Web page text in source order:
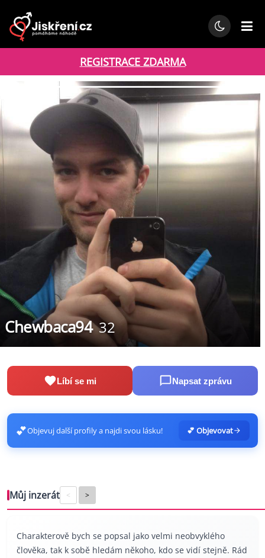
REGISTRACE ZDARMA
Chewbaca94 32
Líbí se mi Napsat zprávu
💕Objevuj další profily a najdi svou lásku! 💕 Objevovat
Můj inzerát < >
Charakterově bych se popsal jako velmi neobvyklého
člověka, tak k sobě hledám někoho, kdo se vidí stejně. Rád